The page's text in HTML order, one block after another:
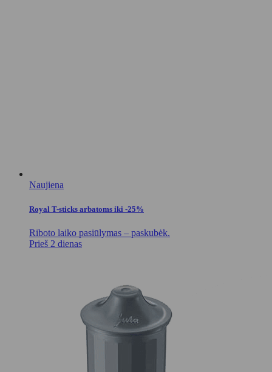
Naujiena
Royal T-sticks arbatoms iki -25%
Riboto laiko pasiūlymas – paskubėk.
Prieš 2 dienas